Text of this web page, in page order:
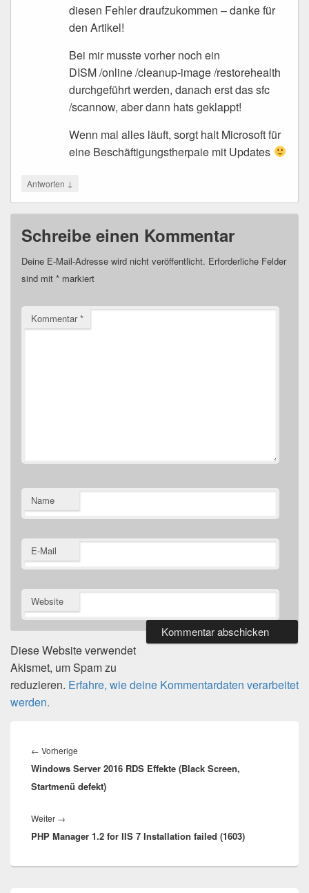
diesen Fehler draufzukommen – danke für
den Artikel!
Bei mir musste vorher noch ein
DISM /online /cleanup-image /restorehealth
durchgeführt werden, danach erst das sfc
/scannow, aber dann hats geklappt!
Wenn mal alles läuft, sorgt halt Microsoft für
eine Beschäftigungstherpaie mit Updates
Antworten ↓
Schreibe einen Kommentar
Deine E-Mail-Adresse wird nicht veröffentlicht. Erforderliche Felder
sind mit * markiert
Kommentar*
Name
E-Mail
Website
Diese Website verwendet
Akismet, um Spam zu
reduzieren. Erfahre, wie deine Kommentardaten verarbeitet
werden.
← Vorherige
Beitrag:
Windows Server 2016 RDS Effekte (Black Screen,
Startmenü defekt)
Weiter →
Beitrag:
PHP Manager 1.2 for IIS 7 Installation failed (1603)